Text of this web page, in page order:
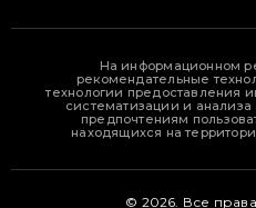
На информационном
рекомендательные
технологии предоставления
систематизации и
предпочтениям
находящихся на
© 2026. Все